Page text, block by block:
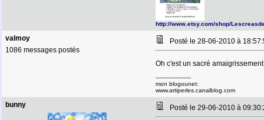
http://www.etsy.com/shop/
valmoy
1086 messages postés
Posté le 28-06-2010 à
Oh c'est un sacré
--------------------
mon blogounet:
www.artiperles.canalblog.com
bunny Posté le 29-06-2010 à